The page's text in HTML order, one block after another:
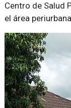
Centro de Salud
el área